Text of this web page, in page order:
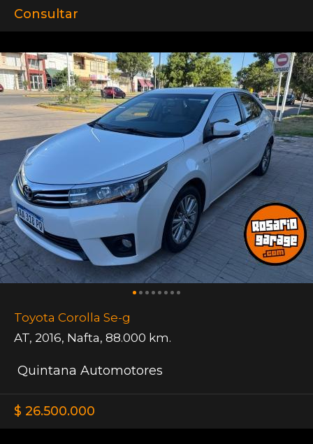
Consultar
Toyota Corolla Se-g
AT, 2016, Nafta, 88.000 km.
Quintana Automotores
$ 26.500.000